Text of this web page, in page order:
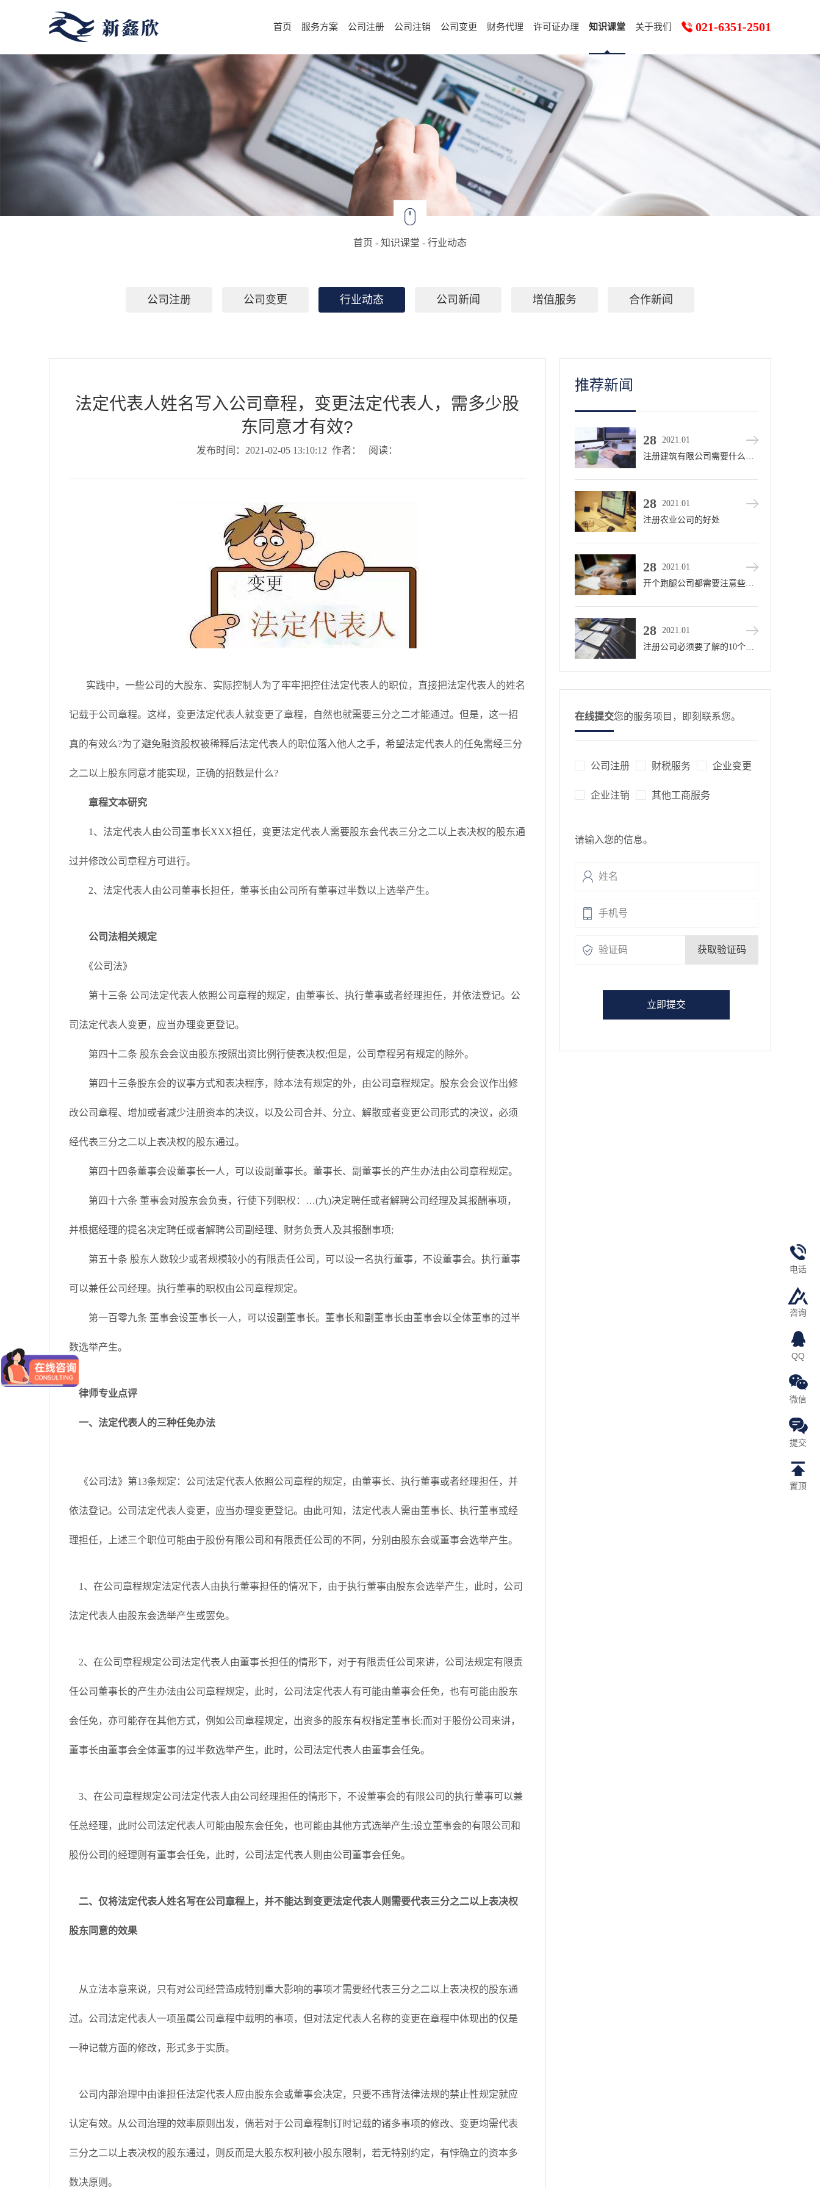
021-6351-2501
首页 服务方案 公司注册 公司注销 公司变更 财务代理 许可证办理 知识课堂 关于我们
首页 - 知识课堂 - 行业动态
公司注册 公司变更 行业动态 公司新闻 增值服务 合作新闻
法定代表人姓名写入公司章程，变更法定代表人，需多少股
东同意才有效?
发布时间：2021-02-05 13:10:12 作者： 阅读：
实践中，一些公司的大股东、实际控制人为了牢牢把控住法定代表人的职位，直接把法定代表人的姓名
记载于公司章程。这样，变更法定代表人就变更了章程，自然也就需要三分之二才能通过。但是，这一招
真的有效么?为了避免融资股权被稀释后法定代表人的职位落入他人之手，希望法定代表人的任免需经三分
之二以上股东同意才能实现，正确的招数是什么?
章程文本研究
1、法定代表人由公司董事长XXX担任，变更法定代表人需要股东会代表三分之二以上表决权的股东通
过并修改公司章程方可进行。
2、法定代表人由公司董事长担任，董事长由公司所有董事过半数以上选举产生。
公司法相关规定
《公司法》
第十三条 公司法定代表人依照公司章程的规定，由董事长、执行董事或者经理担任，并依法登记。公
司法定代表人变更，应当办理变更登记。
第四十二条 股东会会议由股东按照出资比例行使表决权;但是，公司章程另有规定的除外。
第四十三条股东会的议事方式和表决程序，除本法有规定的外，由公司章程规定。股东会会议作出修
改公司章程、增加或者减少注册资本的决议，以及公司合并、分立、解散或者变更公司形式的决议，必须
经代表三分之二以上表决权的股东通过。
第四十四条董事会设董事长一人，可以设副董事长。董事长、副董事长的产生办法由公司章程规定。
第四十六条 董事会对股东会负责，行使下列职权：…(九)决定聘任或者解聘公司经理及其报酬事项，
并根据经理的提名决定聘任或者解聘公司副经理、财务负责人及其报酬事项;
第五十条 股东人数较少或者规模较小的有限责任公司，可以设一名执行董事，不设董事会。执行董事
可以兼任公司经理。执行董事的职权由公司章程规定。
第一百零九条 董事会设董事长一人，可以设副董事长。董事长和副董事长由董事会以全体董事的过半
数选举产生。
律师专业点评
一、法定代表人的三种任免办法
《公司法》第13条规定：公司法定代表人依照公司章程的规定，由董事长、执行董事或者经理担任，并
依法登记。公司法定代表人变更，应当办理变更登记。由此可知，法定代表人需由董事长、执行董事或经
理担任，上述三个职位可能由于股份有限公司和有限责任公司的不同，分别由股东会或董事会选举产生。
1、在公司章程规定法定代表人由执行董事担任的情况下，由于执行董事由股东会选举产生，此时，公司
法定代表人由股东会选举产生或罢免。
2、在公司章程规定公司法定代表人由董事长担任的情形下，对于有限责任公司来讲，公司法规定有限责
任公司董事长的产生办法由公司章程规定，此时，公司法定代表人有可能由董事会任免，也有可能由股东
会任免，亦可能存在其他方式，例如公司章程规定，出资多的股东有权指定董事长;而对于股份公司来讲，
董事长由董事会全体董事的过半数选举产生，此时，公司法定代表人由董事会任免。
3、在公司章程规定公司法定代表人由公司经理担任的情形下，不设董事会的有限公司的执行董事可以兼
任总经理，此时公司法定代表人可能由股东会任免，也可能由其他方式选举产生;设立董事会的有限公司和
股份公司的经理则有董事会任免，此时，公司法定代表人则由公司董事会任免。
二、仅将法定代表人姓名写在公司章程上，并不能达到变更法定代表人则需要代表三分之二以上表决权
股东同意的效果
从立法本意来说，只有对公司经营造成特别重大影响的事项才需要经代表三分之二以上表决权的股东通
过。公司法定代表人一项虽属公司章程中载明的事项，但对法定代表人名称的变更在章程中体现出的仅是
一种记载方面的修改，形式多于实质。
公司内部治理中由谁担任法定代表人应由股东会或董事会决定，只要不违背法律法规的禁止性规定就应
认定有效。从公司治理的效率原则出发，倘若对于公司章程制订时记载的诸多事项的修改、变更均需代表
三分之二以上表决权的股东通过，则反而是大股东权利被小股东限制，若无特别约定，有悖确立的资本多
数决原则。
推荐新闻
28
2021.01
注册建筑有限公司需要什么条件？
28
2021.01
注册农业公司的好处
28
2021.01
开个跑腿公司都需要注意些什么?
28
2021.01
注册公司必须要了解的10个知识
在线提交您的服务项目，即刻联系您。
公司注册 财税服务 企业变更
企业注销 其他工商服务
请输入您的信息。
获取验证码
电话
咨询
QQ
微信
提交
置顶